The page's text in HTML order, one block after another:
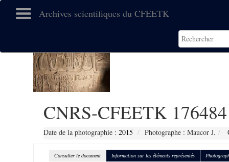
Archives scientifiques du CFEETK
CNRS-CFEETK 176484
Date de la photographie : 2015 Photographe : Maucor J.
Consulter le document Information sur les éléments représentés